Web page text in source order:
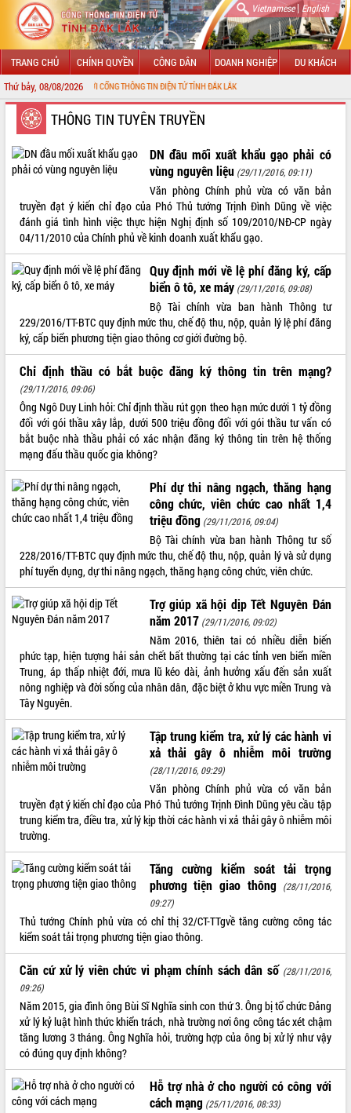
Vietnamese| English
TRANG CHỦ CHÍNH QUYỀN CÔNG DÂN DOANH NGHIỆP DU KHÁCH
Thứ bảy, 08/08/2026
ĐẾN VỚI CỔNG THÔNG TIN ĐIỆN TỬ TỈNH ĐẮK LẮK
GIỚI THIỆU
LÃNH ĐẠO UBND TỈNH
TIN TỨC SỰ KIỆN
SỞ, BAN, NGÀNH
UBND CÁC XÃ, PHƯỜNG
THÔNG TIN CHỈ ĐẠO ĐIỀU HÀNH
VĂN BẢN HĐND TỈNH
ĐIỂM TIN VĂN BẢN
QUY HOẠCH - KẾ HOẠCH
VIDEO
Không có file video nào để phát.
LIÊN KẾT WEB
THỐNG KÊ TRUY CẬP
Hôm nay:
23301
Tất cả: 66068624
THÔNG TIN TUYÊN TRUYỀN
DN đầu mối xuất khẩu gạo phải có
vùng nguyên liệu (29/11/2016, 09:11)
Văn phòng Chính phủ vừa có văn bản
truyền đạt ý kiến chỉ đạo của Phó Thủ tướng Trịnh Đình Dũng về việc
đánh giá tình hình việc thực hiện Nghị định số 109/2010/NĐ-CP ngày
04/11/2010 của Chính phủ về kinh doanh xuất khẩu gạo.
Quy định mới về lệ phí đăng ký, cấp
biển ô tô, xe máy (29/11/2016, 09:08)
Bộ Tài chính vừa ban hành Thông tư
229/2016/TT-BTC quy định mức thu, chế độ thu, nộp, quản lý lệ phí đăng
ký, cấp biển phương tiện giao thông cơ giới đường bộ.
Chỉ định thầu có bắt buộc đăng ký thông tin trên mạng?
(29/11/2016, 09:06)
Ông Ngô Duy Linh hỏi: Chỉ định thầu rút gọn theo hạn mức dưới 1 tỷ đồng
đối với gói thầu xây lắp, dưới 500 triệu đồng đối với gói thầu tư vấn có
bắt buộc nhà thầu phải có xác nhận đăng ký thông tin trên hệ thống
mạng đấu thầu quốc gia không?
Phí dự thi nâng ngạch, thăng hạng
công chức, viên chức cao nhất 1,4
triệu đồng (29/11/2016, 09:04)
Bộ Tài chính vừa ban hành Thông tư số
228/2016/TT-BTC quy định mức thu, chế độ thu, nộp, quản lý và sử dụng
phí tuyển dụng, dự thi nâng ngạch, thăng hạng công chức, viên chức.
Trợ giúp xã hội dịp Tết Nguyên Đán
năm 2017 (29/11/2016, 09:02)
Năm 2016, thiên tai có nhiều diễn biến
phức tạp, hiện tượng hải sản chết bất thường tại các tỉnh ven biển miền
Trung, áp thấp nhiệt đới, mưa lũ kéo dài, ảnh hưởng xấu đến sản xuất
nông nghiệp và đời sống của nhân dân, đặc biệt ở khu vực miền Trung và
Tây Nguyên.
Tập trung kiểm tra, xử lý các hành vi
xả thải gây ô nhiễm môi trường
(28/11/2016, 09:29)
Văn phòng Chính phủ vừa có văn bản
truyền đạt ý kiến chỉ đạo của Phó Thủ tướng Trịnh Đình Dũng yêu cầu tập
trung kiểm tra, điều tra, xử lý kịp thời các hành vi xả thải gây ô nhiễm môi
trường.
Tăng cường kiểm soát tải trọng
phương tiện giao thông
(28/11/2016,
09:27)
Thủ tướng Chính phủ vừa có chỉ thị 32/CT-TTgvề tăng cường công tác
kiểm soát tải trọng phương tiện giao thông.
Căn cứ xử lý viên chức vi phạm chính sách dân số (28/11/2016,
09:26)
Năm 2015, gia đình ông Bùi Sĩ Nghĩa sinh con thứ 3. Ông bị tổ chức Đảng
xử lý kỷ luật hình thức khiển trách, nhà trường nơi ông công tác xét chậm
tăng lương 3 tháng. Ông Nghĩa hỏi, trường hợp của ông bị xử lý như vậy
có đúng quy định không?
Hỗ trợ nhà ở cho người có công với
cách mạng (25/11/2016, 08:33)